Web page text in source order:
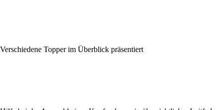
Verschiedene Topper im Überblick präsentiert